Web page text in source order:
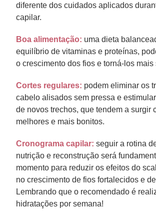
diferente dos cuidados aplicados
capilar.
Boa alimentação: uma dieta
equilíbrio de vitaminas e proteínas,
o crescimento dos fios e torná-los mais
Cortes regulares: podem eliminar os
cabelo alisados sem pressa e
de novos trechos, que tendem a surgir
melhores e mais bonitos.
Cronograma capilar: seguir a rotina
nutrição e reconstrução será
momento para reduzir os efeitos do
no crescimento de fios fortalecidos e
Lembrando que o recomendado é
hidratações por semana!